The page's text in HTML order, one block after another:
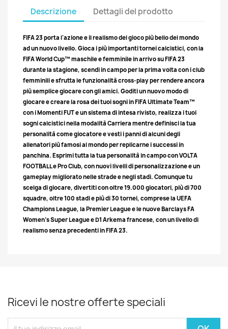
Descrizione Dettagli del prodotto
FIFA 23 porta l'azione e il realismo del gioco più bello del mondo
ad un nuovo livello. Gioca i più importanti tornei calcistici, con la
FIFA World Cup™ maschile e femminile in arrivo su FIFA 23
durante la stagione, scendi in campo per la prima volta con i club
femminili e sfrutta le funzionalità cross-play per rendere ancora
più semplice giocare con gli amici. Goditi un nuovo modo di
giocare e creare la rosa dei tuoi sogni in FIFA Ultimate Team™
con i Momenti FUT e un sistema di intesa rivisto, realizza i tuoi
sogni calcistici nella modalità Carriera mentre definisci la tua
personalità come giocatore e vesti i panni di alcuni degli
allenatori più famosi al mondo per replicarne i successi in
panchina. Esprimi tutta la tua personalità in campo con VOLTA
FOOTBALL e Pro Club, con nuovi livelli di personalizzazione e un
gameplay migliorato nelle strade e negli stadi. Comunque tu
scelga di giocare, divertiti con oltre 19.000 giocatori, più di 700
squadre, oltre 100 stadi e più di 30 tornei, comprese la UEFA
Champions League, la Premier League e le nuove Barclays FA
Women's Super League e D1 Arkema francese, con un livello di
realismo senza precedenti in FIFA 23.
Ricevi le nostre offerte speciali